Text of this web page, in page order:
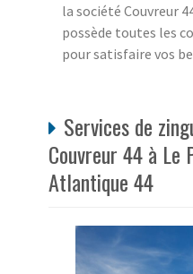
la société Couvreur
possède toutes les
pour satisfaire vos
Services de
Couvreur 44 à Le
Atlantique 44